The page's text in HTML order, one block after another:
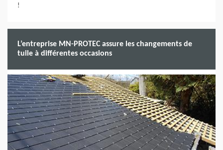
!
L’entreprise MN-PROTEC assure les changements de
tuile à différentes occasions